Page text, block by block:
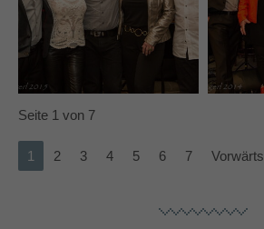
Seite 1 von 7
1 2 3 4 5 6 7 Vorwärts